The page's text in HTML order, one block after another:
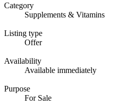
Category
Supplements & Vitamins
Listing type
Offer
Availability
Available immediately
Purpose
For Sale